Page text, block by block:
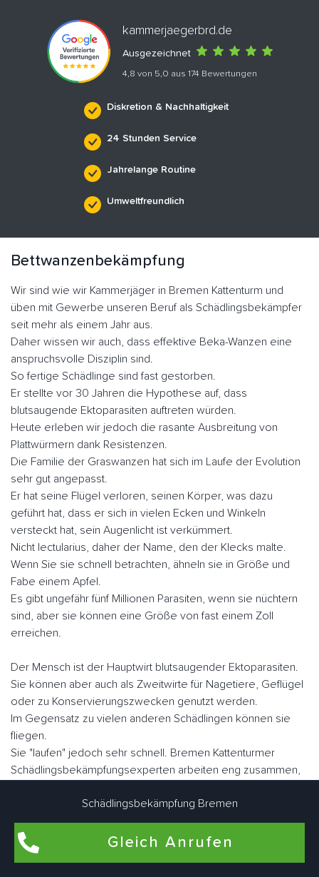
kammerjaegerbrd.de
Ausgezeichnet
4,8 von 5,0 aus 174 Bewertungen
Diskretion & Nachhaltigkeit
24 Stunden Service
Jahrelange Routine
Umweltfreundlich
Bettwanzenbekämpfung
Wir sind wie wir Kammerjäger in Bremen Kattenturm und
üben mit Gewerbe unseren Beruf als Schädlingsbekämpfer
seit mehr als einem Jahr aus.
Daher wissen wir auch, dass effektive Beka-Wanzen eine
anspruchsvolle Disziplin sind.
So fertige Schädlinge sind fast gestorben.
Er stellte vor 30 Jahren die Hypothese auf, dass
blutsaugende Ektoparasiten auftreten würden.
Heute erleben wir jedoch die rasante Ausbreitung von
Plattwürmern dank Resistenzen.
Die Familie der Graswanzen hat sich im Laufe der Evolution
sehr gut angepasst.
Er hat seine Flügel verloren, seinen Körper, was dazu
geführt hat, dass er sich in vielen Ecken und Winkeln
versteckt hat, sein Augenlicht ist verkümmert.
Nicht lectularius, daher der Name, den der Klecks malte.
Wenn Sie sie schnell betrachten, ähneln sie in Größe und
Fabe einem Apfel.
Es gibt ungefähr fünf Millionen Parasiten, wenn sie nüchtern
sind, aber sie können eine Größe von fast einem Zoll
erreichen.
Der Mensch ist der Hauptwirt blutsaugender Ektoparasiten.
Sie können aber auch als Zweitwirte für Nagetiere, Geflügel
oder zu Konservierungszwecken genutzt werden.
Im Gegensatz zu vielen anderen Schädlingen können sie
fliegen.
Sie "laufen" jedoch sehr schnell. Bremen Kattenturmer
Schädlingsbekämpfungsexperten arbeiten eng zusammen,
Flohbekämpfung in Bremen Kattenturm
Schädlingsbekämpfung Bremen
Gleich Anrufen